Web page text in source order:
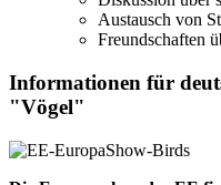
Austausch von
Freundschaften
Informationen für
"Vögel"